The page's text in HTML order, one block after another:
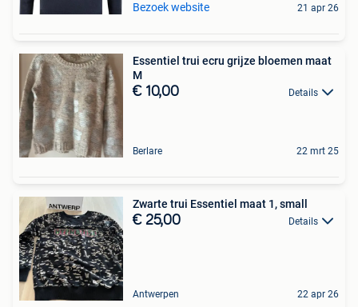
Bezoek website 21 apr 26
Essentiel trui ecru grijze bloemen maat
M
€ 10,00 Details
Berlare 22 mrt 25
Zwarte trui Essentiel maat 1, small
€ 25,00 Details
Antwerpen 22 apr 26